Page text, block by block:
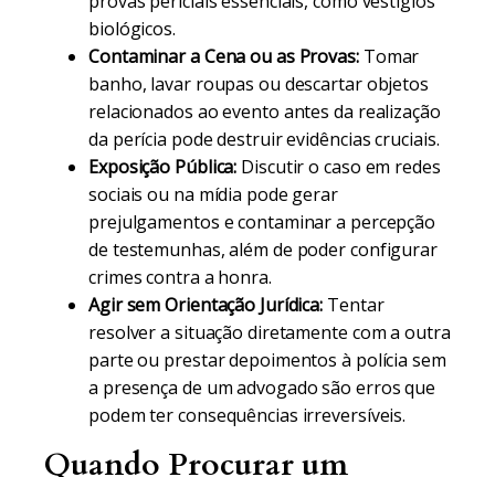
biológicos.
Contaminar a Cena ou as Provas:Tomar
banho, lavar roupas ou descartar objetos
relacionados ao evento antes da realização
da perícia pode destruir evidências cruciais.
Exposição Pública: Discutir o caso em redes
sociais ou na mídia pode gerar
prejulgamentos e contaminar a percepção
de testemunhas, além de poder configurar
crimes contra a honra.
Agir sem Orientação Jurídica: Tentar
resolver a situação diretamente com a outra
parte ou prestar depoimentos à polícia sem
a presença de um advogado são erros que
podem ter consequências irreversíveis.
Quando Procurar um